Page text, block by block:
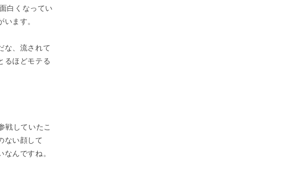
白くなってい
ます。
な、流されて
るほどモテる
戦していたこ
ない顔して
んですね。